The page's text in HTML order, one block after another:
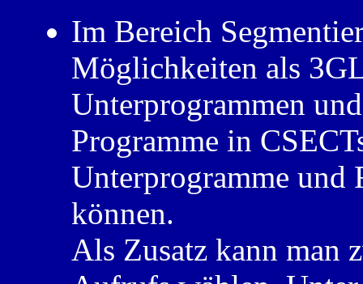
Im Bereich
Möglichkeiten als
Unterprogrammen
Programme in
Unterprogramme und
können.
Als Zusatz kann man